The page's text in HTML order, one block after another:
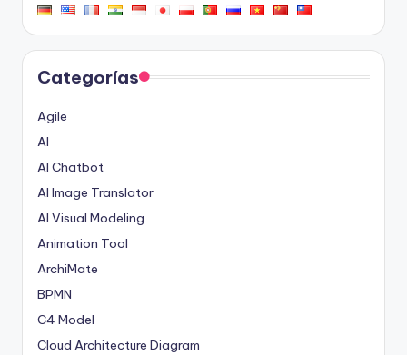
Categorías
Agile
AI
AI Chatbot
AI Image Translator
AI Visual Modeling
Animation Tool
ArchiMate
BPMN
C4 Model
Cloud Architecture Diagram